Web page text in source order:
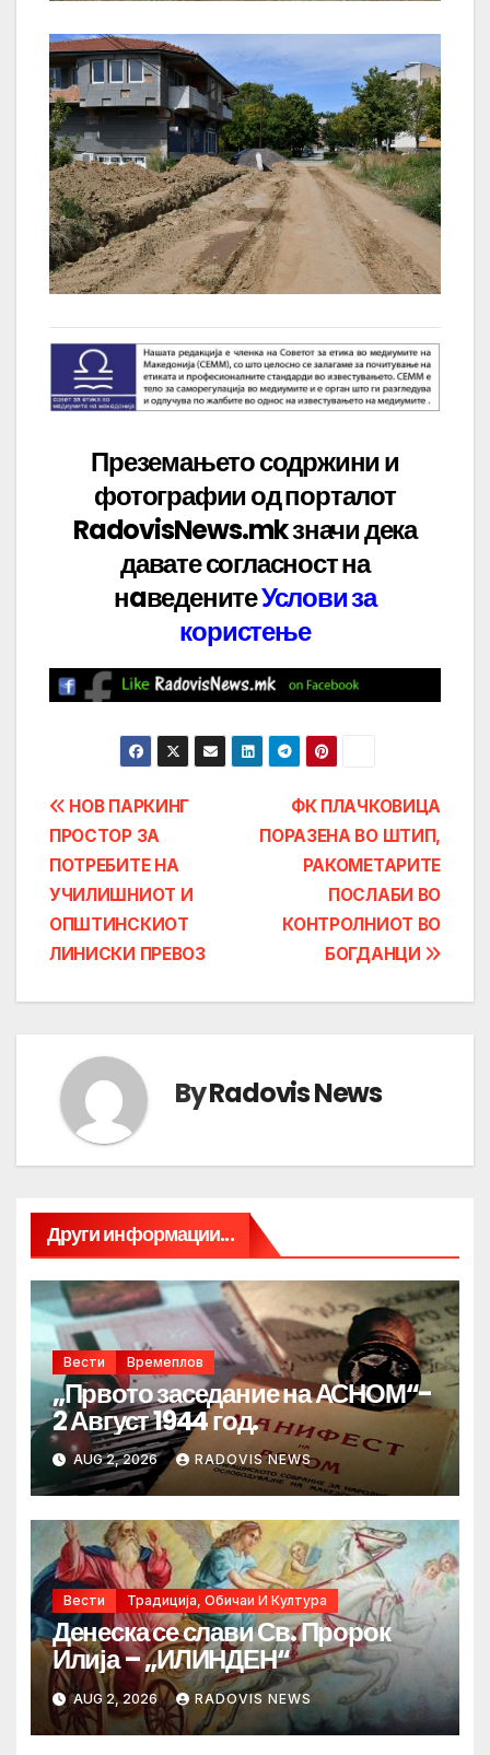
Преземањето содржини и
фотографии од порталот
RadovisNews.mk значи дека
даватесогласност на
нaведенитеУслови за
користење
Post
navigation
ФК ПЛАЧКОВИЦА
ПОРАЗЕНА ВО ШТИП,
РАКОМЕТАРИТЕ
ПОСЛАБИ ВО
КОНТРОЛНИОТ ВО
БОГДАНЦИ
НОВ ПАРКИНГ
ПРОСТОР ЗА
ПОТРЕБИТЕ НА
УЧИЛИШНИОТ И
ОПШТИНСКИОТ
ЛИНИСКИ ПРЕВОЗ
ByRadovis News
Други информации...
Вести Времеплов
„Првото заседание на АСНОМ“-
2 Август 1944 год.
AUG 2, 2026 RADOVIS NEWS
Вести Традиција, Обичаи И Култура
Денеска се слави Св. Пророк
Илија – „ИЛИНДЕН“
AUG 2, 2026 RADOVIS NEWS